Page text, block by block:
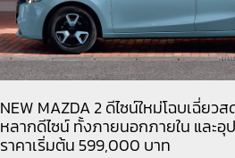
NEW MAZDA 2 ดีไซน์ใหม่โฉบเฉี่ยวส
หลากดีไซน์ ทั้งภายนอกภายใน และ
ราคาเริ่มต้น 599,000 บาท